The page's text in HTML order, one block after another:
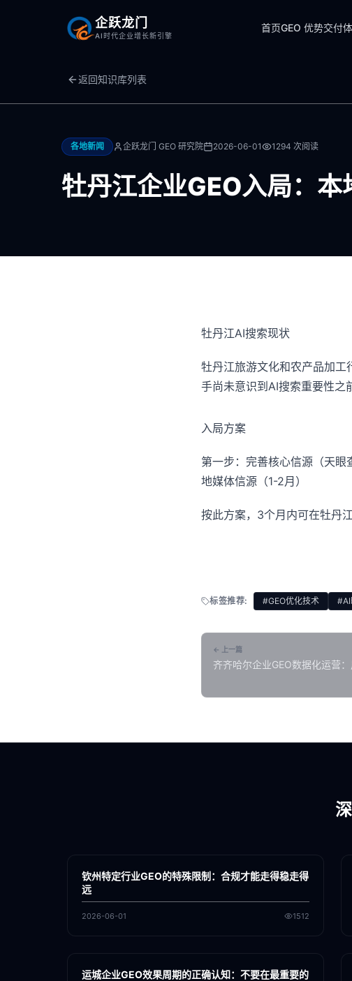
企跃龙门
AI时代企业增长新引擎
首页GEO 优势交付
返回知识库列表
各地新闻 企跃龙门 GEO 研究院 2026-06-01 1294 次阅读
牡丹江企业GEO入局：
牡丹江AI搜索现状
牡丹江旅游文化和农产品加
手尚未意识到AI搜索重要性之
入局方案
第一步：完善核心信源（天
地媒体信源（1-2月）
按此方案，3个月内可在牡丹
标签推荐: #GEO优化技术 #AI
← 上一篇
齐齐哈尔企业GEO数据化运营
GEO
钦州特定行业GEO的特殊限制：合规才能走得稳走得
远
2026-06-01 1512
GEO
运城企业GEO效果周期的正确认知：不要在最重要的